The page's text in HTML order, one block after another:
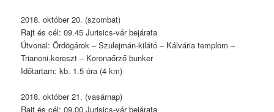
2018. október 20. (szombat)
Rajt és cél: 09.45 Jurisics-vár bejárata
Útvonal: Ördögárok – Szulejmán-kilátó – Kálvária templom –
Trianoni-kereszt – Koronaőrző bunker
Időtartam: kb. 1.5 óra (4 km)
2018. október 21. (vasárnap)
Rajt és cél: 09.00 Jurisics-vár bejárata